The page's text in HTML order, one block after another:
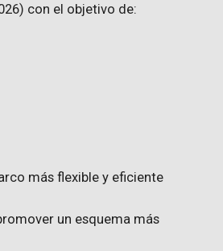
con el objetivo de:
más flexible y eficiente
un esquema más